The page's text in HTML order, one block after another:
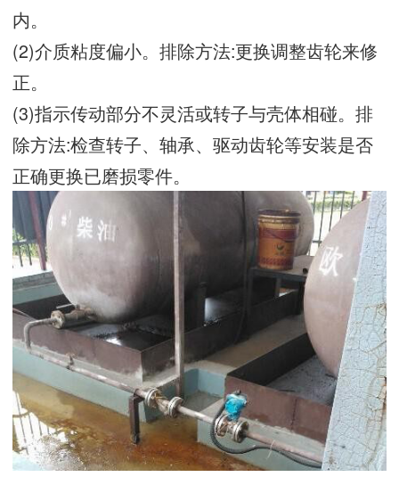
内。
(2)介质粘度偏小。排除方法:更换调整齿轮来修
正。
(3)指示传动部分不灵活或转子与壳体相碰。排
除方法:检查转子、轴承、驱动齿轮等安装是否
正确更换已磨损零件。